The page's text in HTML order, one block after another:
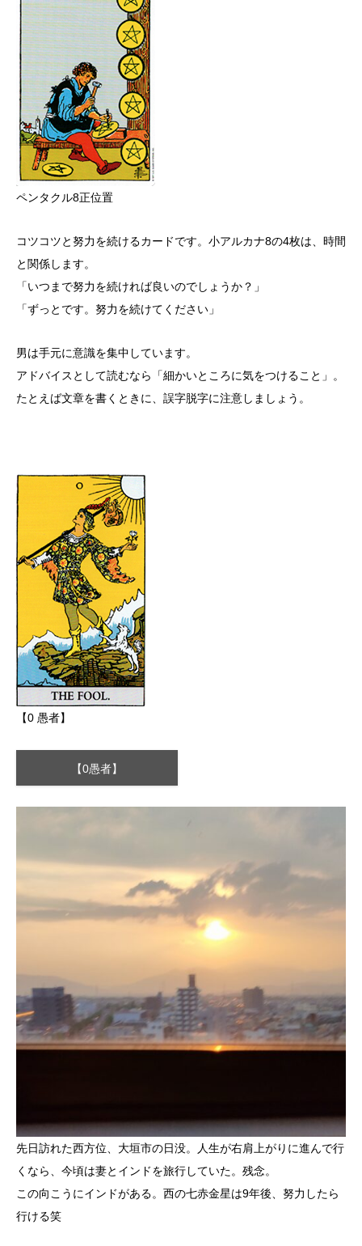
ペンタクル8正位置
コツコツと努力を続けるカードです。小アルカナ8の4枚は、時間
と関係します。
「いつまで努力を続ければ良いのでしょうか？」
「ずっとです。努力を続けてください」
男は手元に意識を集中しています。
アドバイスとして読むなら「細かいところに気をつけること」。
たとえば文章を書くときに、誤字脱字に注意しましょう。
【0 愚者】
【0愚者】
先日訪れた西方位、大垣市の日没。人生が右肩上がりに進んで行
くなら、今頃は妻とインドを旅行していた。残念。
この向こうにインドがある。西の七赤金星は9年後、努力したら
行ける笑